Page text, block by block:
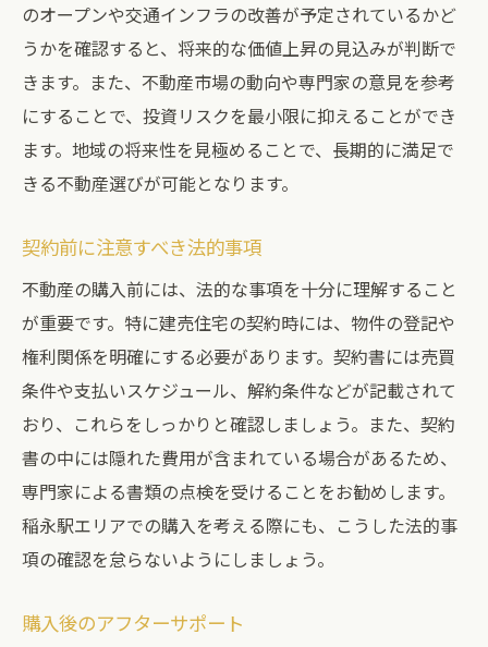
のオープンや交通インフラの改善が予定されているかど
うかを確認すると、将来的な価値上昇の見込みが判断で
きます。また、不動産市場の動向や専門家の意見を参考
にすることで、投資リスクを最小限に抑えることができ
ます。地域の将来性を見極めることで、長期的に満足で
きる不動産選びが可能となります。
契約前に注意すべき法的事項
不動産の購入前には、法的な事項を十分に理解すること
が重要です。特に建売住宅の契約時には、物件の登記や
権利関係を明確にする必要があります。契約書には売買
条件や支払いスケジュール、解約条件などが記載されて
おり、これらをしっかりと確認しましょう。また、契約
書の中には隠れた費用が含まれている場合があるため、
専門家による書類の点検を受けることをお勧めします。
稲永駅エリアでの購入を考える際にも、こうした法的事
項の確認を怠らないようにしましょう。
購入後のアフターサポート